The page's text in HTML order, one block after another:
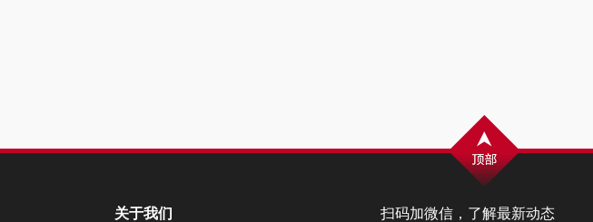
扫码加微信，了解最新动态
关于我们